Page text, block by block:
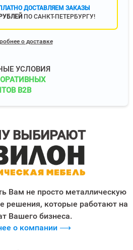
ДОСТАВЛЯЕМ ЗАКАЗЫ
ПО САНКТ-ПЕТЕРБУРГУ!
о доставке
УСЛОВИЯ
B2B
ВЫБИРАЮТ
Вам не просто металлическую
решения, которые работают на
Вашего бизнеса.
о компании ⟶